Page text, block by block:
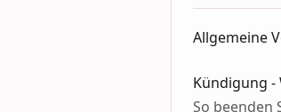
Allgemeine
Kündigung -
So beenden